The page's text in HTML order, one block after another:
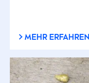
MEHR ERFAHREN